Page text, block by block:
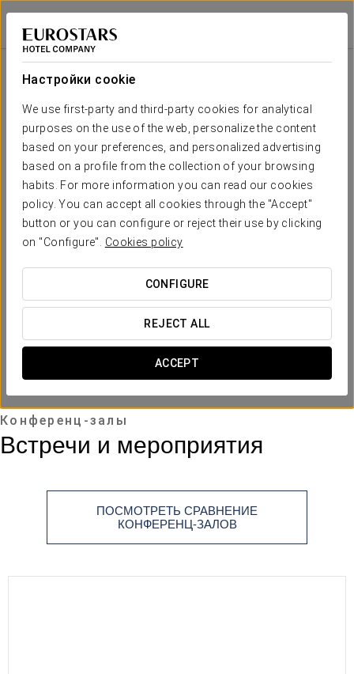
Настройки cookie
We use first-party and third-party cookies for analytical
purposes on the use of the web, personalize the content
based on your preferences, and personalized advertising
based on a profile from the collection of your browsing
habits. For more information you can read our cookies
policy. You can accept all cookies through the "Accept"
button or you can configure or reject their use by clicking
on "Configure". Cookies policy
CONFIGURE
REJECT ALL
ACCEPT
Crisol Alisios Canteras
ЛАС-ПАЛЬМАС-ДЕ-ГРАН-КАНАРИЯ
Ваше мероприятие в
ЗАПРОСИТЬ СМЕТУ
Конференц-залы
Встречи и мероприятия
ПОСМОТРЕТЬ СРАВНЕНИЕ
КОНФЕРЕНЦ-ЗАЛОВ
Зала
образнаядиректоров
Playa
Chica
2
x m
altura
- 40 35 - 4 -